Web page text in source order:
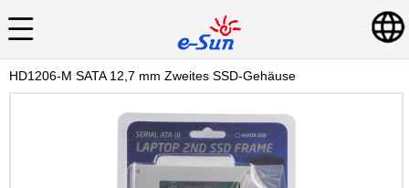
HD1206-M SATA 12,7 mm Zweites SSD-Gehäuse